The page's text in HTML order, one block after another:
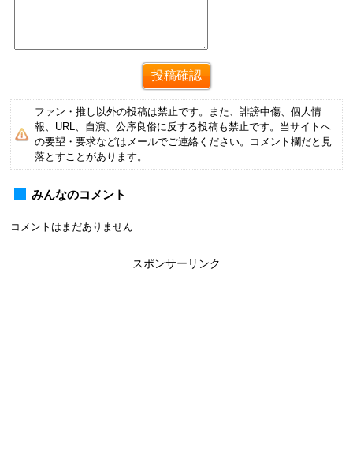
ファン・推し以外の投稿は禁止です。また、誹謗中傷、個人情
報、URL、自演、公序良俗に反する投稿も禁止です。当サイトへ
の要望・要求などはメールでご連絡ください。コメント欄だと見
落とすことがあります。
みんなのコメント
コメントはまだありません
スポンサーリンク